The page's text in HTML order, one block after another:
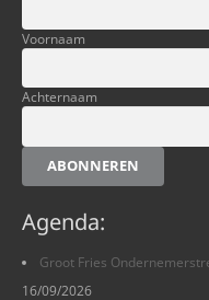
Voornaam
Achternaam
ABONNEREN
Agenda:
Groot Fries
16/09/2026